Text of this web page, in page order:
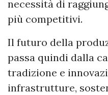
necessità di
più competitivi.
Il futuro della
passa quindi dalla
tradizione e
infrastrutture,